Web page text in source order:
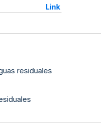
Link
residuales